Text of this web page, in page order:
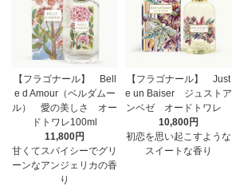
【フラゴナール】 Bell
e d Amour（ベルダムー
ル） 愛の美しさ オー
ドトワレ100ml
11,800円
甘くてスパイシーでグリ
ーンなアンジェリカの香
り
【フラゴナール】 Just
e un Baiser ジュストア
ンベゼ オードトワレ
10,800円
初恋を思い起こすような
スイートな香り